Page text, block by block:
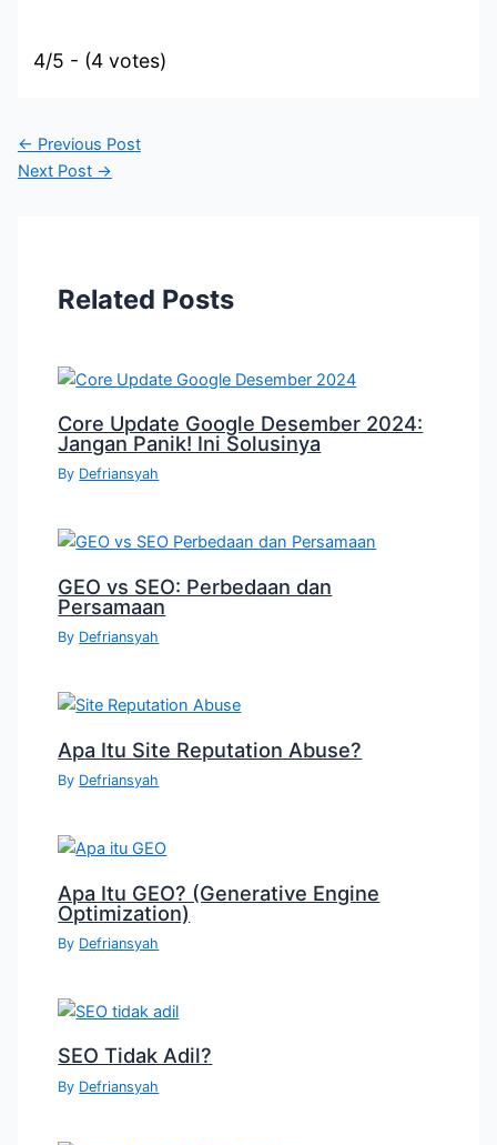
4/5 - (4 votes)
← Previous Post
Next Post →
Related Posts
Core Update Google Desember 2024:
Jangan Panik! Ini Solusinya
By Defriansyah
GEO vs SEO: Perbedaan dan
Persamaan
By Defriansyah
Apa Itu Site Reputation Abuse?
By Defriansyah
Apa Itu GEO? (Generative Engine
Optimization)
By Defriansyah
SEO Tidak Adil?
By Defriansyah